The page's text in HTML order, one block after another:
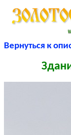
Вернуться к